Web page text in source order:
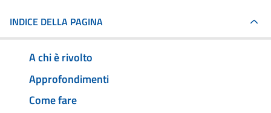
INDICE DELLA PAGINA
A chi è rivolto
Approfondimenti
Come fare